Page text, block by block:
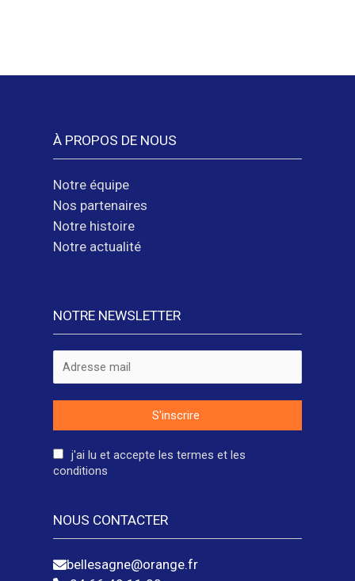
À PROPOS DE NOUS
Notre équipe
Nos partenaires
Notre histoire
Notre actualité
NOTRE NEWSLETTER
j'ai lu et accepte les termes et les
conditions
NOUS CONTACTER
bellesagne@orange.fr